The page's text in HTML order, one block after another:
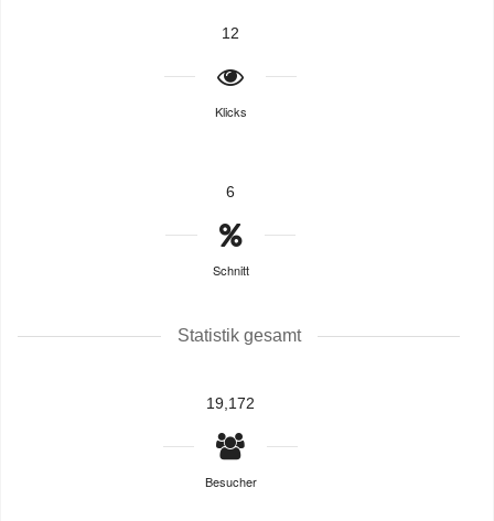
12
Klicks
6
Schnitt
Statistik gesamt
19,172
Besucher